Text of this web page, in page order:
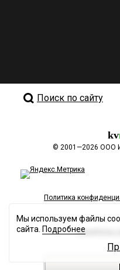
Поиск по сайту
kv
© 2001—2026 ООО
Политика
Разработка
Мы используем файлы
сайта. Подробнее